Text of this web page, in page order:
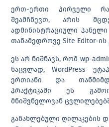
ერთ-ერთი პირველი
შეამჩნევთ, არის
ადმინისტრაციული
თანამედროვე Site Editor-
ეს არ ნიშნავს, რომ wp-
ნაცვლად, WordPress
ერთიანი და
პრაქტიკაში ეს
მნიშვნელოვან
განახლებული ღილაკების